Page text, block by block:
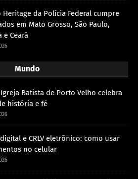
Heritage da Polícia Federal cumpre
em Mato Grosso, São Paulo,
e Ceará
Mundo
Batista de Porto Velho celebra
história e fé
digital e CRLV eletrônico: como usar
no celular